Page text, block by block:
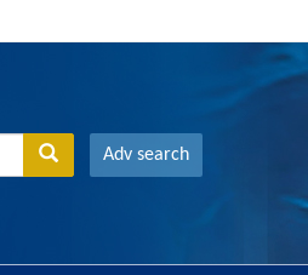
Adv search